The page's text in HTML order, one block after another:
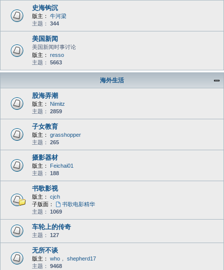
史海钩沉
版主： 牛河梁
主题： 344
美国新闻
美国新闻时事讨论
版主： resso
主题： 5663
海外生活
股海弄潮
版主：
Nimitz
主题： 2859
子女教育
版主： grasshopper
主题： 265
摄影器材
版主：
Feichai01
主题： 188
书歌影视
版主： cjch
子版面：
书歌电影精华
主题： 1069
车轮上的传奇
主题： 127
无所不谈
版主： who ， shepherd17
主题： 9468